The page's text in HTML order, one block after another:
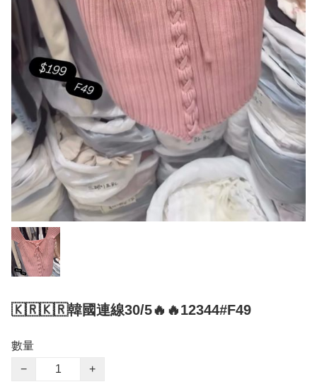
🇰🇷🇰🇷韓國連線30/5🔥🔥12344#F49
數量
−
+